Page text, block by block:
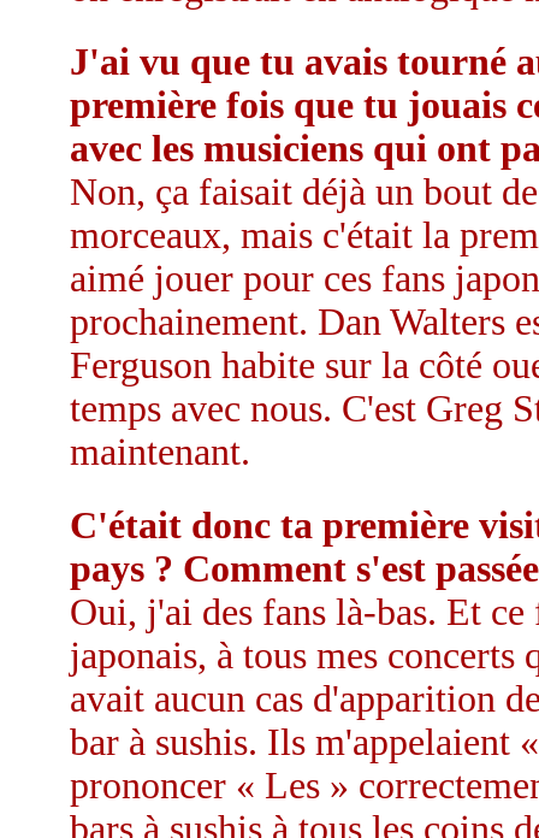
J'ai vu que tu avais tourné
première fois que tu jouais
avec les musiciens qui ont
Non, ça faisait déjà un bout
morceaux, mais c'était la
aimé jouer pour ces fans
prochainement. Dan Walters
Ferguson habite sur la côté
temps avec nous. C'est Greg
maintenant.
C'était donc ta première
pays ? Comment s'est
Oui, j'ai des fans là-bas. Et
japonais, à tous mes
avait aucun cas d'apparition
bar à sushis. Ils m'appelaient
prononcer « Les »
bars à sushis à tous les